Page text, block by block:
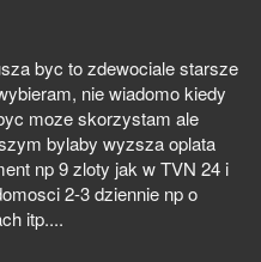
byc to zdewociale starsze
nie wiadomo kiedy
moze skorzystam ale
bylaby wyzsza oplata
np 9 zloty jak w TVN 24 i
2-3 dziennie np o
itp....